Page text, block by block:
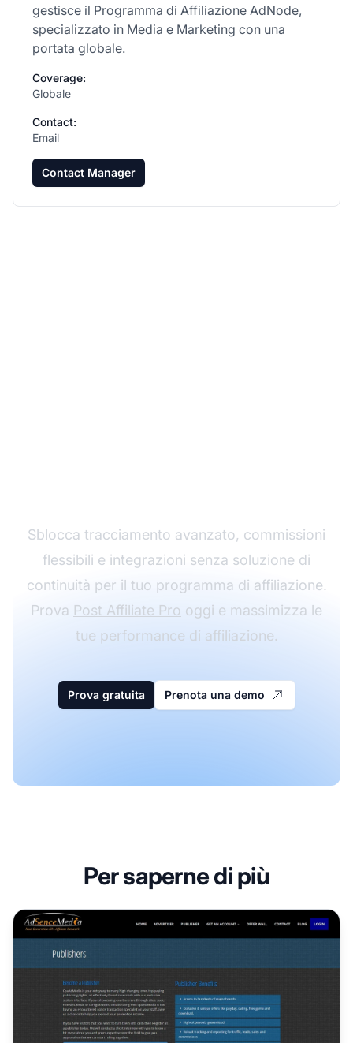
gestisce il Programma di Affiliazione AdNode,
specializzato in Media e Marketing con una
portata globale.
Coverage:
Globale
Contact:
Email
Contact Manager
Sblocca tracciamento avanzato, commissioni
flessibili e integrazioni senza soluzione di
continuità per il tuo programma di affiliazione.
Prova Post Affiliate Pro oggi e massimizza le
tue performance di affiliazione.
Prova gratuita Prenota una demo
Per saperne di più
Programma di Affiliazione AdSenceMedia